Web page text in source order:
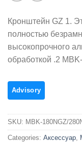
Кронштейн GZ 1.
полностью
высокопрочного
обработкой .2
SKU: MBK-180NGZ/
Categories: Аксессуар